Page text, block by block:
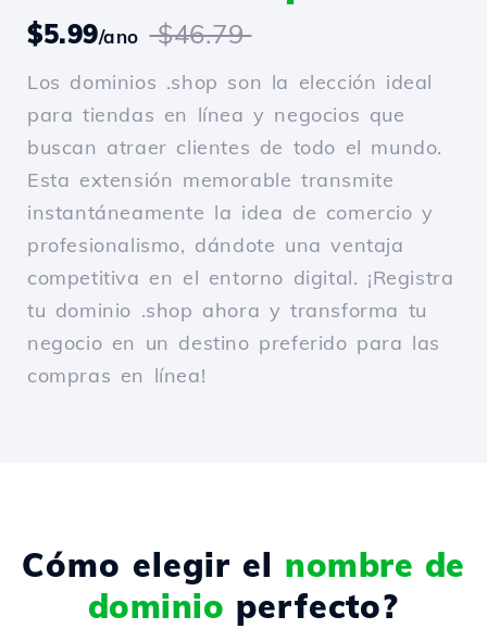
$5.99/ano $46.79
Los dominios .shop son la elección ideal
para tiendas en línea y negocios que
buscan atraer clientes de todo el mundo.
Esta extensión memorable transmite
instantáneamente la idea de comercio y
profesionalismo, dándote una ventaja
competitiva en el entorno digital. ¡Registra
tu dominio .shop ahora y transforma tu
negocio en un destino preferido para las
compras en línea!
Cómo elegir el nombre de
dominio perfecto?